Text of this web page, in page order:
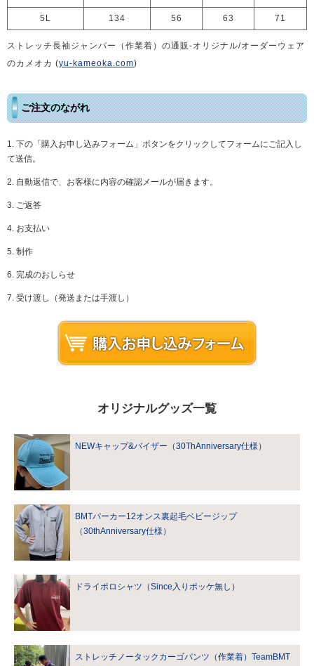
5L 134 56 63 71
ストレッチ長袖ジャンパー（作業着）の通販-オリジナル/オーダーウェア
のカメオカ (yu-kameoka.com)
ご注文のながれ
下の「購入お申し込みフォーム」ボタンをクリックしてフォームにご記入し
て送信。
自動返信で、お客様に内容の確認メールが届きます。
ご返答
お支払い
制作
完成のおしらせ
受け渡し（発送または手渡し）
オリジナルグッズ一覧
NEWキャップ&バイザー（30ThAnniversary仕様）
BMTパーカー12オンス裏起毛ベビージップ
（30thAnniversary仕様）
ドライポロシャツ（Since入りポッケ無し）
ストレッチノータックカーゴパンツ（作業着）TeamBMT